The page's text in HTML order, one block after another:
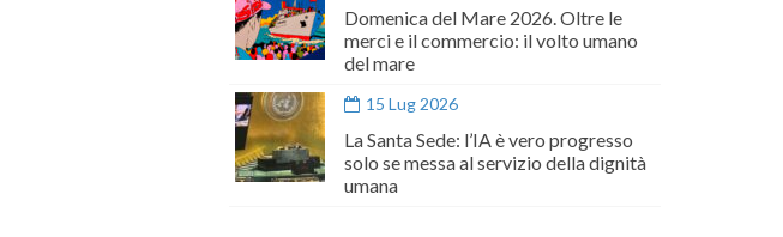
Domenica del Mare 2026. Oltre le
merci e il commercio: il volto umano
del mare
15 Lug 2026
La Santa Sede: l’IA è vero progresso
solo se messa al servizio della dignità
umana